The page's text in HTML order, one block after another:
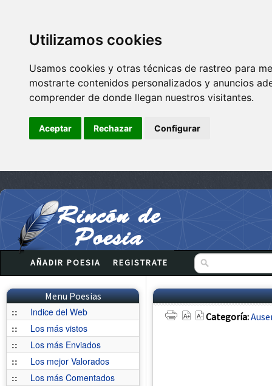
Utilizamos cookies
Usamos cookies y otras técnicas de rastreo para
mostrarte contenidos personalizados y anuncios
comprender de donde llegan nuestros visitantes.
Aceptar Rechazar Configurar
AÑADIR POESIA REGISTRATE
Menu Poesias
::
Indice del Web
::
Los más vistos
::
Los más Enviados
::
Los mejor Valorados
::
Los más Comentados
Categoría: